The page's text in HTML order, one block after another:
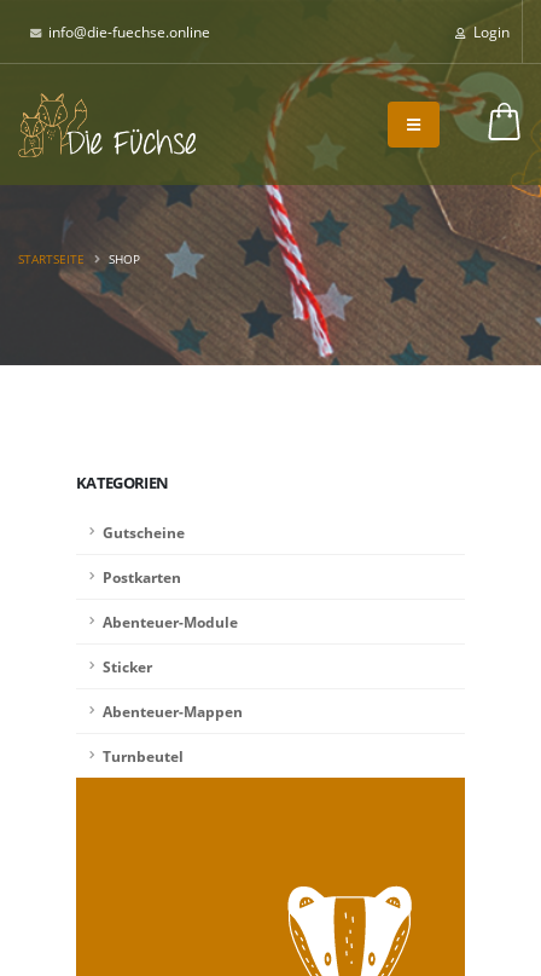
info@die-fuechse.online Login
0,00 €
STARTSEITE SHOP
KATEGORIEN
Gutscheine
Postkarten
Abenteuer-Module
Sticker
Abenteuer-Mappen
Turnbeutel